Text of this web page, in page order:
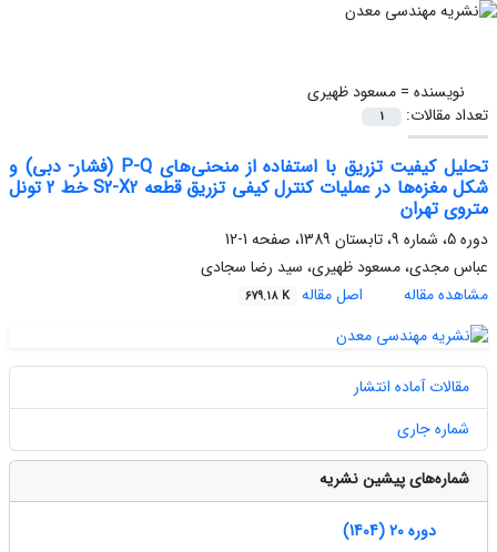
نویسنده =مسعود ظهیری
تعداد مقالات:
1
تحلیل کیفیت تزریق با استفاده از منحنی‌های P-Q (فشار- دبی) و
شکل مغزه‌ها در عملیات کنترل کیفی تزریق قطعه S2-X2 خط 2 تونل
متروی تهران
دوره 5، شماره 9، تابستان 1389، صفحه
1-12
عباس مجدی، مسعود ظهیری، سید رضا سجادی
مشاهده مقاله
اصل مقاله 679.18 K
مقالات آماده انتشار
شماره جاری
شماره‌های پیشین نشریه
دوره 20 (1404)